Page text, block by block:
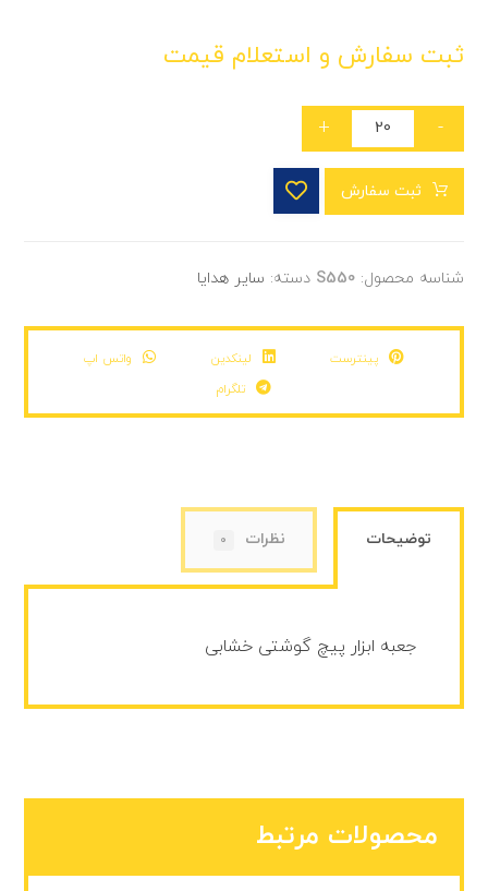
ثبت سفارش و استعلام قیمت
-
+
ثبت سفارش
شناسه محصول:S550 دسته: سایر هدایا
پینترست لینکدین
واتس اپ
تلگرام
توضیحات نظرات 0
جعبه ابزار پیچ گوشتی خشابی
محصولات مرتبط